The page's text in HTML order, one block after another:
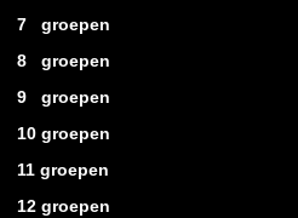
7 groepen
8 groepen
9 groepen
10 groepen
11 groepen
12 groepen